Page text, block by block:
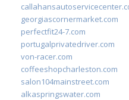
georgiascornermarket.com
perfectfit24-7.com
portugalprivatedriver.com
von-racer.com
coffeeshopcharleston.com
salon104mainstreet.com
alkaspringswater.com